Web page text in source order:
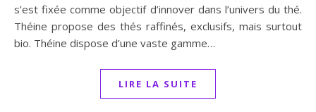
s’est fixée comme objectif d’innover dans l’univers du thé.
Théine propose des thés raffinés, exclusifs, mais surtout
bio. Théine dispose d’une vaste gamme…
LIRE LA SUITE